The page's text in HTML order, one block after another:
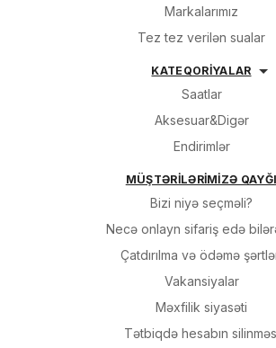
Markalarımız
Tez tez verilən sualar
KATEQORİYALAR
Saatlar
Aksesuar&Digər
Endirimlər
MÜŞTƏRİLƏRİMİZƏ QAYĞI
Bizi niyə seçməli?
Necə onlayn sifariş edə
Çatdırılma və ödəmə
Vakansiyalar
Məxfilik siyasəti
Tətbiqdə hesabın